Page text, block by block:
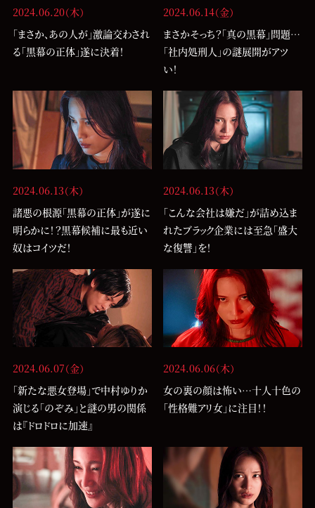
2024.06.20（木）
「まさか、あの人が」激論交わされ
る「黒幕の正体」遂に決着！
2024.06.14（金）
まさかそっち？「真の黒幕」問題…
「社内処刑人」の謎展開がアツ
い！
2024.06.13（木）
諸悪の根源「黒幕の正体」が遂に
明らかに！？黒幕候補に最も近い
奴はコイツだ！
2024.06.13（木）
「こんな会社は嫌だ」が詰め込ま
れたブラック企業には至急「盛大
な復讐」を！
2024.06.07（金）
「新たな悪女登場」で中村ゆりか
演じる「のぞみ」と謎の男の関係
は『ドロドロに加速』
2024.06.06（木）
女の裏の顔は怖い…十人十色の
「性格難アリ女」に注目！！